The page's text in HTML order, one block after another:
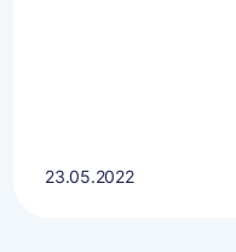
23.05.2022